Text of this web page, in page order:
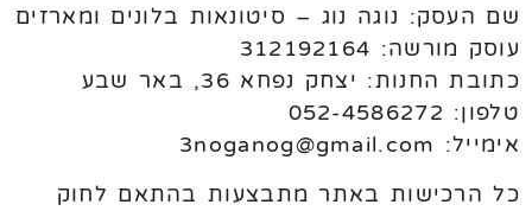
שם העסק: נוגה נוג – סיטונאות בלונים ומארזים
עוסק מורשה: 312192164
כתובת החנות: יצחק נפחא 36, באר שבע
טלפון: 052-4586272
אימייל: 3noganog@gmail.com
כל הרכישות באתר מתבצעות בהתאם לחוק